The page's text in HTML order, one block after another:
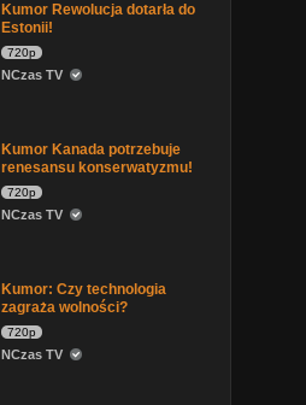
Kumor Rewolucja dotarła do
Estonii!
720p
NCzas TV
Kumor Kanada potrzebuje
renesansu konserwatyzmu!
720p
NCzas TV
Kumor: Czy technologia
zagraża wolności?
720p
NCzas TV